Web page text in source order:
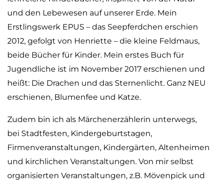
und den Lebewesen auf unserer Erde. Mein
Erstlingswerk EPUS – das Seepferdchen erschien
2012, gefolgt von Henriette – die kleine Feldmaus,
beide Bücher für Kinder. Mein erstes Buch für
Jugendliche ist im November 2017 erschienen und
heißt: Die Drachen und das Sternenlicht. Ganz NEU
erschienen, Blumenfee und Katze.
Zudem bin ich als Märchenerzählerin unterwegs,
bei Stadtfesten, Kindergeburtstagen,
Firmenveranstaltungen, Kindergärten, Altenheimen
und kirchlichen Veranstaltungen. Von mir selbst
organisierten Veranstaltungen, z.B. Mövenpick und